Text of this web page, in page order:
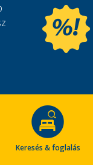
Keresés & foglalás